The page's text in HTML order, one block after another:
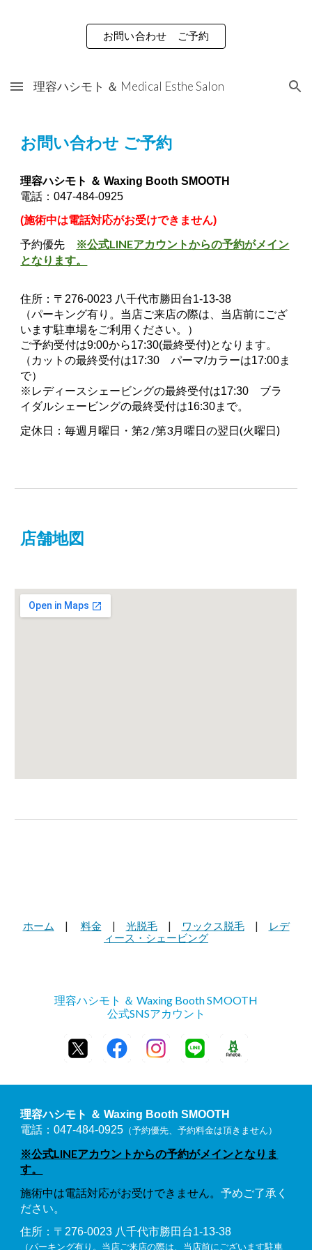
Skip to main content Skip to navigation
お問い合わせ ご予約
理容ハシモト ＆ Medical Esthe Salon
お問い合わせ ご予約
理容ハシモト ＆ Waxing Booth SMOOTH
電話：047-484-0925
(施術中は電話対応がお受けできません)
予約優先 ※公式LINEアカウントからの予約がメイン
となります。
住所：〒276-0023 八千代市勝田台1-13-38
（パーキング有り。当店ご来店の際は、当店前にござ
います駐車場をご利用ください。）
ご予約受付は9:00から17:30(最終受付)となります。
（カットの最終受付は17:30 パーマ/カラーは17:00ま
で）
※レディースシェービングの最終受付は17:30 ブラ
イダルシェービングの最終受付は16:30まで。
定休日：毎週月曜日・第2 /第3月曜日の翌日(火曜日)
店舗地図
ホーム | 料金 | 光脱毛 | ワックス脱毛 |
レデ
ィース・シェービング
理容ハシモト ＆ Waxing Booth SMOOTH
公式SNSアカウント
理容ハシモト ＆ Waxing Booth SMOOTH
電話：047-484-0925 （予約優先、予約料金は頂きません）
※公式LINEアカウントからの予約がメインとなりま
す。
施術中は電話対応がお受けできません。予めご了承く
ださい。
住所：〒276-0023 八千代市勝田台1-13-38
（パーキング有り。当店ご来店の際は、当店前にございます駐車